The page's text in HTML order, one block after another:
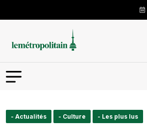
- Actualités - Culture - Les plus lus